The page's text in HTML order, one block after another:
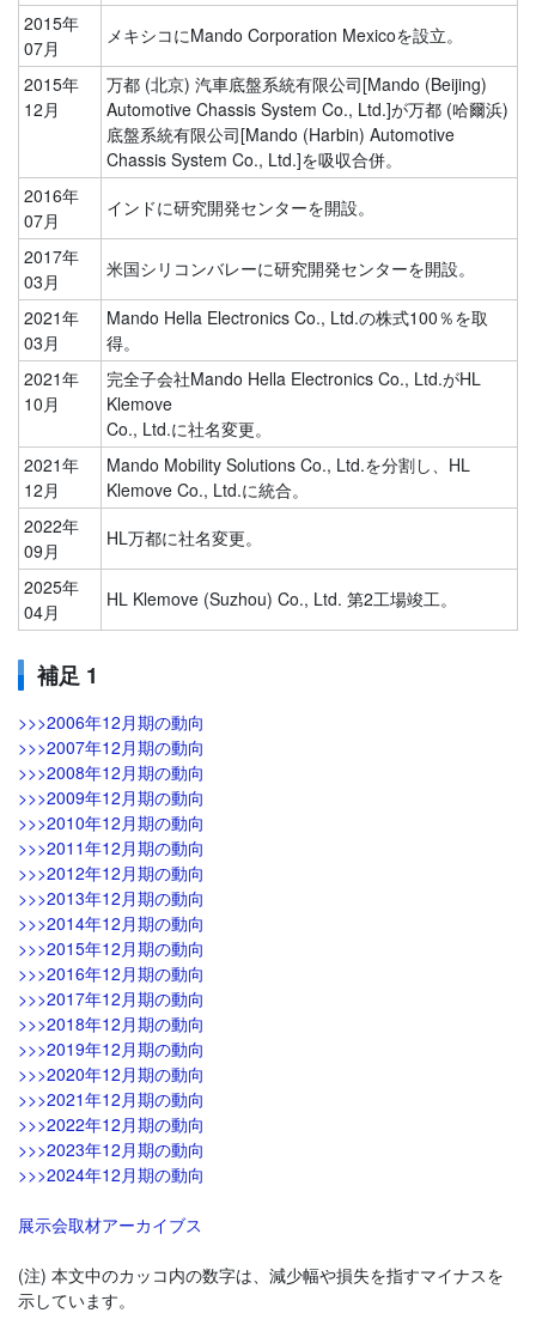
2015年
07月
メキシコにMando Corporation Mexicoを設立。
2015年
12月
万都 (北京) 汽車底盤系統有限公司[Mando (Beijing)
Automotive Chassis System Co., Ltd.]が万都 (哈爾浜)
底盤系統有限公司[Mando (Harbin) Automotive
Chassis System Co., Ltd.]を吸収合併。
2016年
07月
インドに研究開発センターを開設。
2017年
03月
米国シリコンバレーに研究開発センターを開設。
2021年
03月
Mando Hella Electronics Co., Ltd.の株式100％を取
得。
2021年
10月
完全子会社Mando Hella Electronics Co., Ltd.がHL
Klemove
Co., Ltd.に社名変更。
2021年
12月
Mando Mobility Solutions Co., Ltd.を分割し、HL
Klemove Co., Ltd.に統合。
2022年
09月
HL万都に社名変更。
2025年
04月
HL Klemove (Suzhou) Co., Ltd. 第2工場竣工。
補足 1
>>>2006年12月期の動向
>>>2007年12月期の動向
>>>2008年12月期の動向
>>>2009年12月期の動向
>>>2010年12月期の動向
>>>2011年12月期の動向
>>>2012年12月期の動向
>>>2013年12月期の動向
>>>2014年12月期の動向
>>>2015年12月期の動向
>>>2016年12月期の動向
>>>2017年12月期の動向
>>>2018年12月期の動向
>>>2019年12月期の動向
>>>2020年12月期の動向
>>>2021年12月期の動向
>>>2022年12月期の動向
>>>2023年12月期の動向
>>>2024年12月期の動向
展示会取材アーカイブス
(注) 本文中のカッコ内の数字は、減少幅や損失を指すマイナスを
示しています。